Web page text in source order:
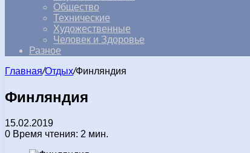
Общество
Технические
Художественные
Человек и Здоровье
Разное
Главная/Отдых/Финляндия
Финляндия
15.02.2019
0 Время чтения: 2 мин.